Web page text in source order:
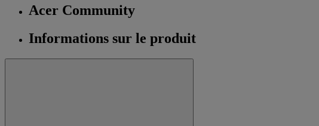
Acer Community
Informations sur le produit